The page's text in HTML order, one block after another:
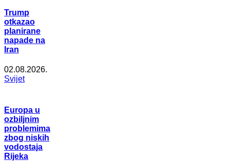
Trump
otkazao
planirane
napade na
Iran
02.08.2026.
Svijet
Europa u
ozbiljnim
problemima
zbog niskih
vodostaja
Rijeka